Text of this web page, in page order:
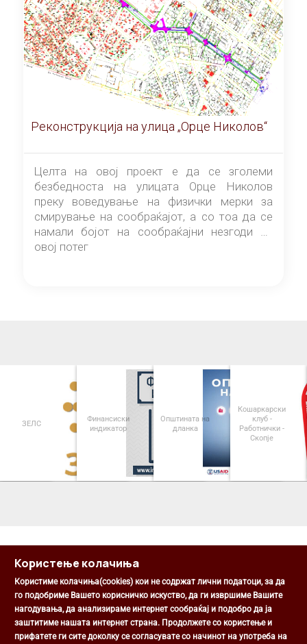
Реконструкција на улица „Орце Николов“
Целта на овој проект е да се зголеми
безбедноста на улицата Орце Николов
преку воведување на физички мерки за
смирување на сообраќајот, а со тоа да се
намали бојот на сообраќајни незгоди на
овој потег
ЗЕЛС
Финансиски
индикатор
Општината на
дланка
Кошаркарски
клуб -
Работнички -
Скопје
Општина Центар
Михаил Цоков бр. 1, Скопје
Користење колачиња
Користиме колачиња(cookies) кои не содржат лични податоци, за да
го подобриме Вашето корисничко искуство, да ги извршиме Вашите
нагодувања, да анализираме интернет сообраќај и подобро да ја
заштитиме нашата интернет страна. Продолжете со користење и
прифатете ги сите доколку се согласувате со начинот на употреба на